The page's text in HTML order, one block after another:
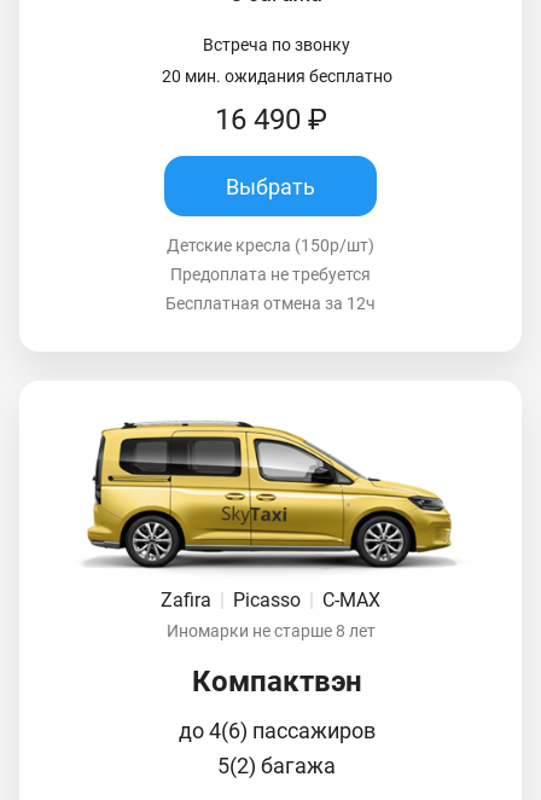
Встреча по звонку
20 мин. ожидания бесплатно
16 490 ₽
Выбрать
Детские кресла (150р/шт)
Предоплата не требуется
Бесплатная отмена за 12ч
Zafira | Picasso | C-MAX
Иномарки не старше 8 лет
Компактвэн
до 4(6) пассажиров
5(2) багажа